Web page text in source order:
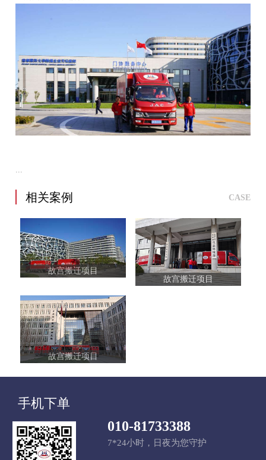
...
相关案例 CASE
故宫搬迁项目
故宫搬迁项目
故宫搬迁项目
010-81733388
7*24小时，日夜为您守护
手机下单